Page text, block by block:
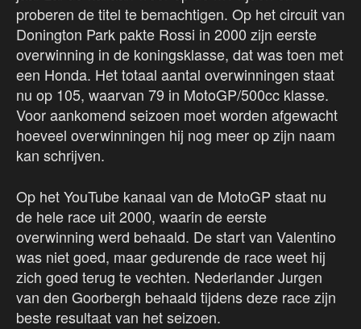
proberen de titel te bemachtigen. Op het circuit van
Donington Park pakte Rossi in 2000 zijn eerste
overwinning in de koningsklasse, dat was toen met
een Honda. Het totaal aantal overwinningen staat
nu op 105, waarvan 79 in MotoGP/500cc klasse.
Voor aankomend seizoen moet worden afgewacht
hoeveel overwinningen hij nog meer op zijn naam
kan schrijven.
Op het YouTube kanaal van de MotoGP staat nu
de hele race uit 2000, waarin de eerste
overwinning werd behaald. De start van Valentino
was niet goed, maar gedurende de race weet hij
zich goed terug te vechten. Nederlander Jurgen
van den Goorbergh behaald tijdens deze race zijn
beste resultaat van het seizoen.